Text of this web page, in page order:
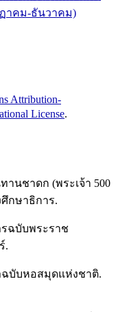
าคม-ธันวาคม)
Attribution-
License.
านชาดก (พระเจ้า 500
กษาธิการ.
รฉบับพระราช
.
ฉบับหอสมุดแห่งชาติ.